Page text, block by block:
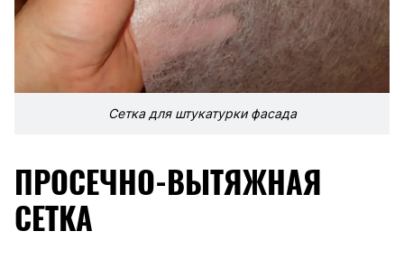
Сетка для штукатурки фасада
ПРОСЕЧНО-ВЫТЯЖНАЯ
СЕТКА